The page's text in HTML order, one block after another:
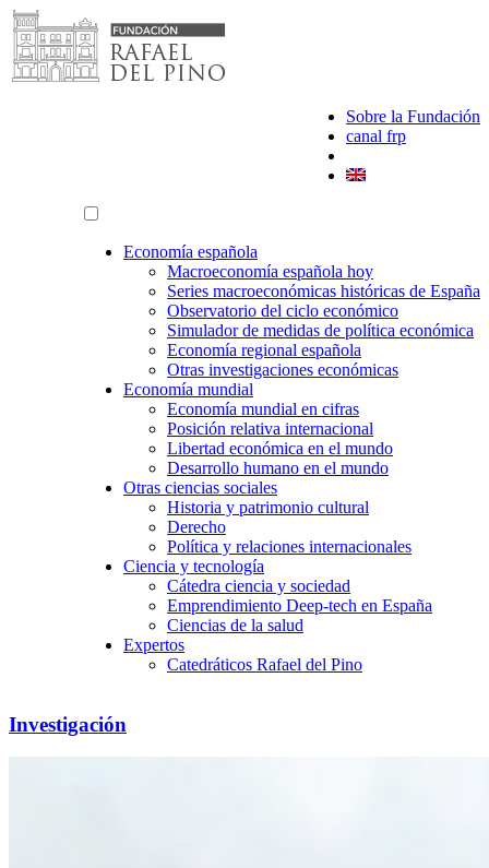
Saltar
al
contenido
Sobre la Fundación
canal frp
Economía española
Macroeconomía española hoy
Series macroeconómicas históricas de España
Observatorio del ciclo económico
Simulador de medidas de política económica
Economía regional española
Otras investigaciones económicas
Economía mundial
Economía mundial en cifras
Posición relativa internacional
Libertad económica en el mundo
Desarrollo humano en el mundo
Otras ciencias sociales
Historia y patrimonio cultural
Derecho
Política y relaciones internacionales
Ciencia y tecnología
Cátedra ciencia y sociedad
Emprendimiento Deep-tech en España
Ciencias de la salud
Expertos
Catedráticos Rafael del Pino
Investigación